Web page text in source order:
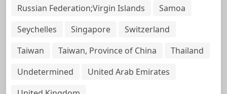
Russian Federation;Virgin Islands
Samoa
Seychelles
Singapore
Switzerland
Taiwan
Taiwan, Province of China
Thailand
Undetermined
United Arab Emirates